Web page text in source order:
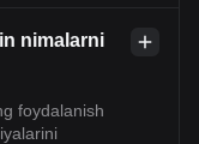
nimalarni
foydalanish